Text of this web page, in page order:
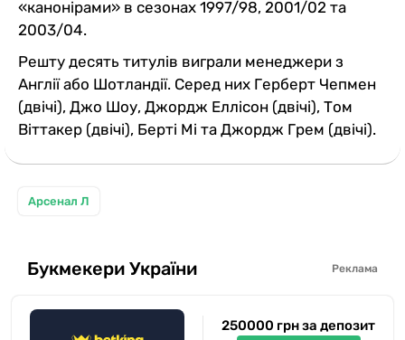
«канонірами» в сезонах 1997/98, 2001/02 та
2003/04.
Решту десять титулів виграли менеджери з
Англії або Шотландії. Серед них Герберт Чепмен
(двічі), Джо Шоу, Джордж Еллісон (двічі), Том
Віттакер (двічі), Берті Мі та Джордж Грем (двічі).
Арсенал Л
Букмекери України Реклама
250000 грн за депозит